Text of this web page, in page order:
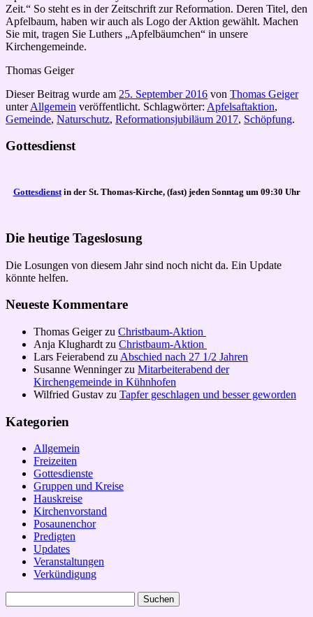
Zeit.“ So steht es in der Zeitschrift zur Reformation. Deren Titel, den
Apfelbaum, haben wir auch als Logo der Aktion gewählt. Machen
Sie mit, tragen Sie Luthers „Apfelbäumchen“ in unsere
Kirchengemeinde.
Thomas Geiger
Dieser Beitrag wurde am 25. September 2016 von Thomas Geiger
unterAllgemein veröffentlicht. Schlagwörter: Apfelsaftaktion,
Gemeinde, Naturschutz, Reformationsjubiläum 2017, Schöpfung.
Gottesdienst
Gottesdienstin der St. Thomas-Kirche, (fast) jeden Sonntag um 09:30 Uhr
Die heutige Tageslosung
Die Losungen von diesem Jahr sind noch nicht da. Ein Update
könnte helfen.
Neueste Kommentare
Thomas Geigerzu Christbaum-Aktion
Anja Klughardt zu Christbaum-Aktion
Lars Feierabend zu Abschied nach 27 1/2 Jahren
Susanne Wenningerzu Mitarbeiterabend der
Kirchengemeinde in Kühnhofen
Wilfried Gustav zu Tapfer geschlagen und besser geworden
Kategorien
Allgemein
Freizeiten
Gottesdienste
Gruppen und Kreise
Hauskreise
Kirchenvorstand
Posaunenchor
Predigten
Updates
Veranstaltungen
Verkündigung
nach: